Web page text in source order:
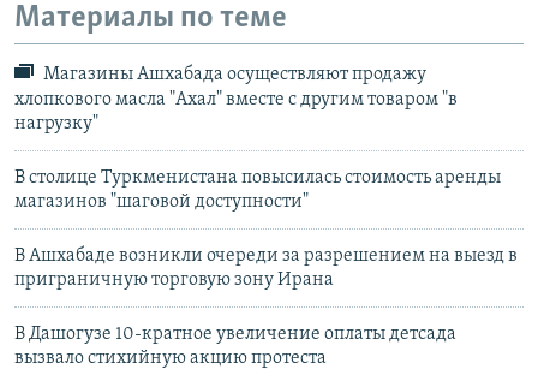
Материалы по теме
Магазины Ашхабада осуществляют продажу
хлопкового масла "Ахал" вместе с другим товаром "в
нагрузку"
В столице Туркменистана повысилась стоимость аренды
магазинов "шаговой доступности"
В Ашхабаде возникли очереди за разрешением на выезд в
приграничную торговую зону Ирана
В Дашогузе 10-кратное увеличение оплаты детсада
вызвало стихийную акцию протеста